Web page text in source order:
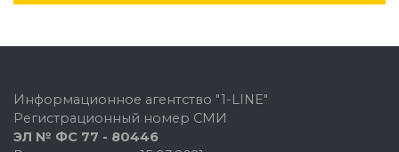
Информационное агентство "1-LINE"
Регистрационный номер СМИ
ЭЛ № ФС 77 - 80446